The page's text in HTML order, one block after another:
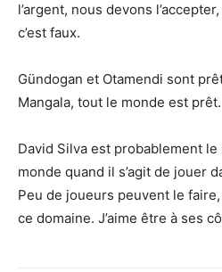
l’argent, nous devons
c’est faux.
Gündogan et Otamendi sont
Mangala, tout le monde est prêt.
David Silva est probablement
monde quand il s’agit de jouer
Peu de joueurs peuvent le faire,
ce domaine. J’aime être à ses